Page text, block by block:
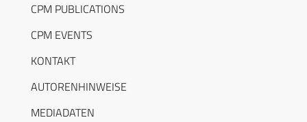
CPM PUBLICATIONS
CPM EVENTS
KONTAKT
AUTORENHINWEISE
MEDIADATEN